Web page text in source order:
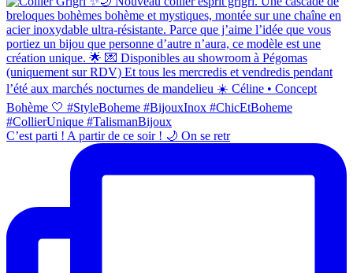
C’est parti ! A partir de ce soir ! 🌙 On se retr